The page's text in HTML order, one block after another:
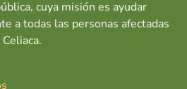
cuya misión es ayudar
a todas las personas afectadas